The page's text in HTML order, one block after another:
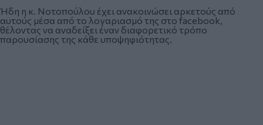
Ήδη η κ. Νοτοπούλου έχει ανακοινώσει αρκετούς από
αυτούς μέσα από το λογαριασμό της στο facebook,
θέλοντας να αναδείξει έναν διαφορετικό τρόπο
παρουσίασης της κάθε υποψηφιότητας.